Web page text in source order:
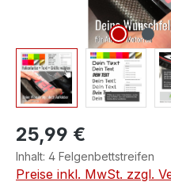
25,99 €
Inhalt: 4 Felgenbettstreifen
Preise inkl. MwSt. zzgl.